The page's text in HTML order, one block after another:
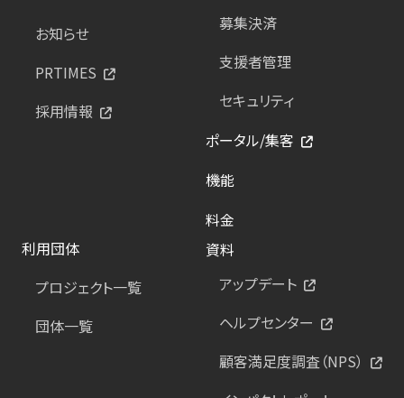
お知らせ
PRTIMES
採用情報
募集決済
支援者管理
セキュリティ
ポータル/集客
機能
料金
利用団体
プロジェクト一覧
団体一覧
資料
アップデート
ヘルプセンター
顧客満足度調査（NPS）